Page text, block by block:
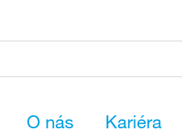
O nás Kariéra